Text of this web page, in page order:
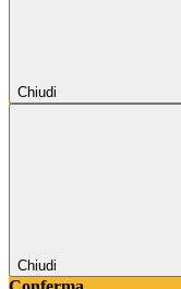
Chiudi
Chiudi